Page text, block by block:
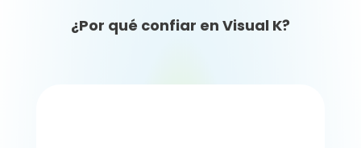
¿Por qué confiar en Visual K?